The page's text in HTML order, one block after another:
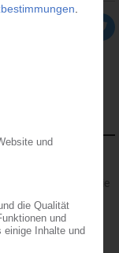
profitiert, die
dem...